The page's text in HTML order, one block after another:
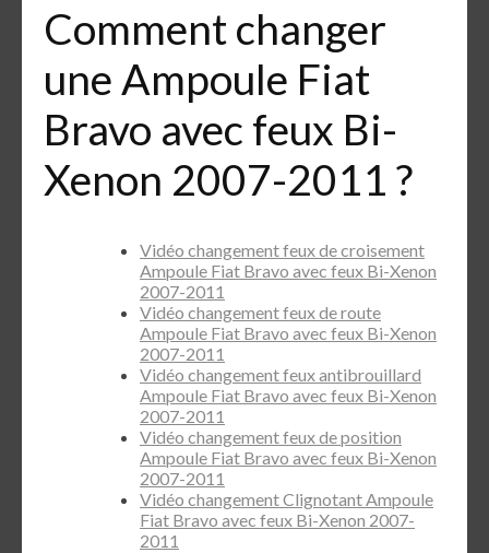
Comment changer
une Ampoule Fiat
Bravo avec feux Bi-
Xenon 2007-2011 ?
Vidéo changement feux de croisement
Ampoule Fiat Bravo avec feux Bi-Xenon
2007-2011
Vidéo changement feux de route
Ampoule Fiat Bravo avec feux Bi-Xenon
2007-2011
Vidéo changement feux antibrouillard
Ampoule Fiat Bravo avec feux Bi-Xenon
2007-2011
Vidéo changement feux de position
Ampoule Fiat Bravo avec feux Bi-Xenon
2007-2011
Vidéo changement Clignotant Ampoule
Fiat Bravo avec feux Bi-Xenon 2007-
2011